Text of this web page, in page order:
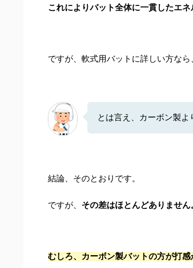
これによりバット全体に一貫したエ
ですが、軟式用バットに詳しい方なら
とは言え、カーボン製よ
結論、そのとおりです。
ですが、 その差はほとんどありません
むしろ、カーボン製バットの方が打